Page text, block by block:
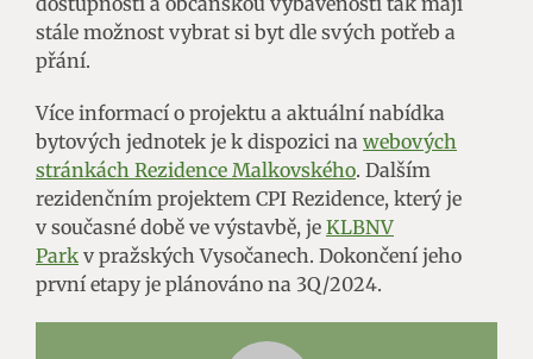
stále možnost vybrat si byt dle svých potřeb a
přání.
Více informací o projektu a aktuální nabídka
bytových jednotek je k dispozici na webových
stránkách Rezidence Malkovského. Dalším
rezidenčním projektem CPI Rezidence, který je
v současné době ve výstavbě, je KLBNV
Park v pražských Vysočanech. Dokončení jeho
první etapy je plánováno na 3Q/2024.